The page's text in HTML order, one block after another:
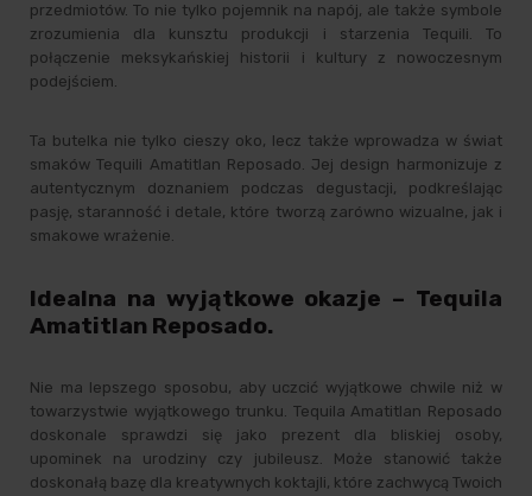
przedmiotów. To nie tylko pojemnik na napój, ale także symbole
zrozumienia dla kunsztu produkcji i starzenia Tequili. To
połączenie meksykańskiej historii i kultury z nowoczesnym
podejściem.
Ta butelka nie tylko cieszy oko, lecz także wprowadza w świat
smaków Tequili Amatitlan Reposado. Jej design harmonizuje z
autentycznym doznaniem podczas degustacji, podkreślając
pasję, staranność i detale, które tworzą zarówno wizualne, jak i
smakowe wrażenie.
Idealna na wyjątkowe okazje – Tequila
Amatitlan Reposado.
Nie ma lepszego sposobu, aby uczcić wyjątkowe chwile niż w
towarzystwie wyjątkowego trunku. Tequila Amatitlan Reposado
doskonale sprawdzi się jako prezent dla bliskiej osoby,
upominek na urodziny czy jubileusz. Może stanowić także
doskonałą bazę dla kreatywnych koktajli, które zachwycą Twoich